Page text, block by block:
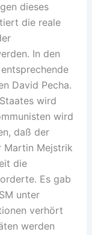
dieses
die reale
In den
David Pecha.
wird
wird
daß der
Martin Mejstrik
die
Es gab
unter
verhört
werden